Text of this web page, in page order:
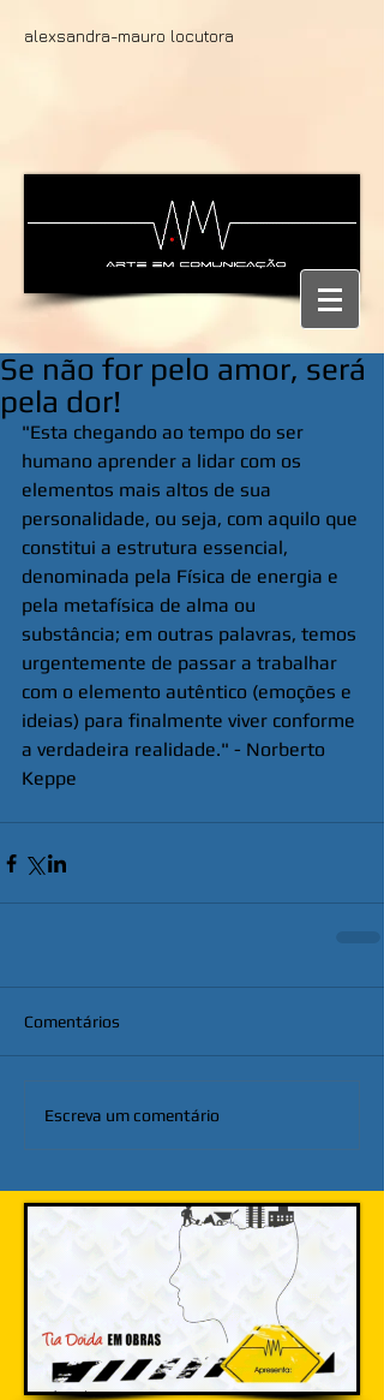
alexsandra-mauro locutora
Se não for pelo amor, será
pela dor!
"Esta chegando ao tempo do ser
humano aprender a lidar com os
elementos mais altos de sua
personalidade, ou seja, com aquilo que
constitui a estrutura essencial,
denominada pela Física de energia e
pela metafísica de alma ou
substância; em outras palavras, temos
urgentemente de passar a trabalhar
com o elemento autêntico (emoções e
ideias) para finalmente viver conforme
a verdadeira realidade." - Norberto
Keppe
Comentários
Escreva um comentário